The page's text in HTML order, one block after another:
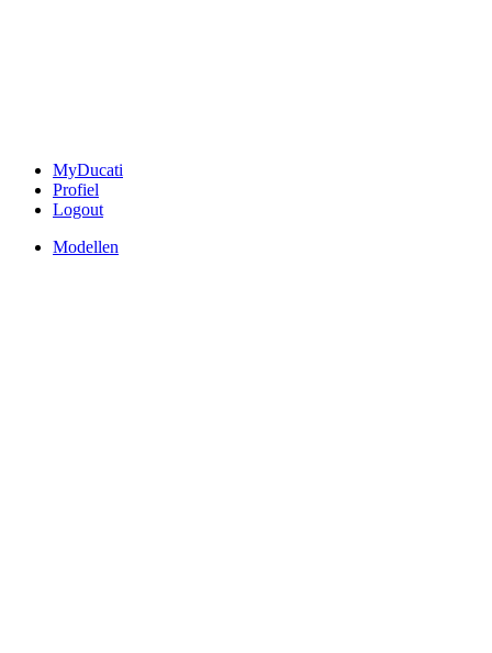
MyDucati
Profiel
Logout
Modellen